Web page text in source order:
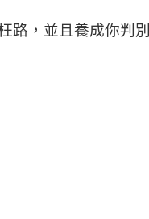
路，並且養成你判